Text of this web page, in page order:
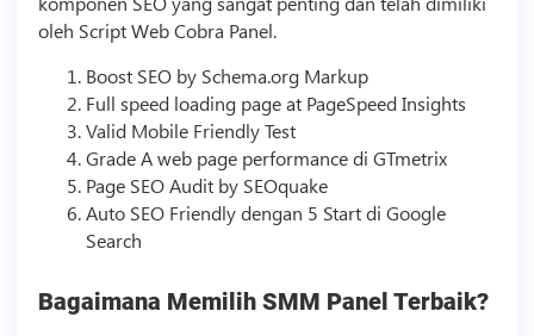
oleh ScriptWeb Cobra Panel.
Boost SEO by Schema.org Markup
Full speed loading page at PageSpeed Insights
Valid Mobile Friendly Test
Grade A web page performance di GTmetrix
Page SEO Audit by SEOquake
Auto SEO Friendly dengan 5 Start di Google
Search
Bagaimana Memilih SMM Panel Terbaik?